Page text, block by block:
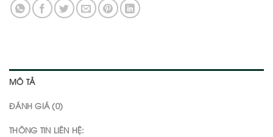
MÔ TẢ
ĐÁNH GIÁ (0)
THÔNG TIN LIÊN HỆ: